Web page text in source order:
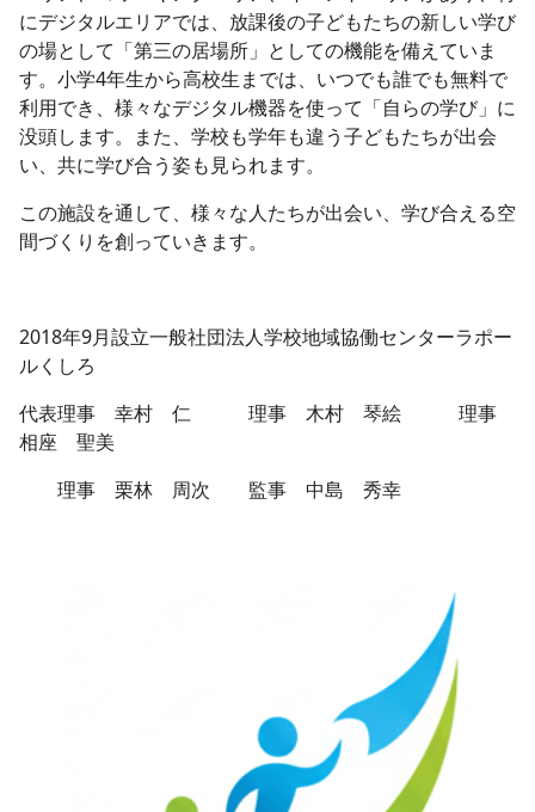
にデジタルエリアでは、放課後の子どもたちの新しい学び
の場として「第三の居場所」としての機能を備えていま
す。小学4年生から高校生までは、いつでも誰でも無料で
利用でき、様々なデジタル機器を使って「自らの学び」に
没頭します。また、学校も学年も違う子どもたちが出会
い、共に学び合う姿も見られます。
この施設を通して、様々な人たちが出会い、学び合える空
間づくりを創っていきます。
2018年9月設立一般社団法人学校地域協働センターラポー
ルくしろ
代表理事 幸村 仁 理事 木村 琴絵 理事
相座 聖美
理事 栗林 周次 監事 中島 秀幸